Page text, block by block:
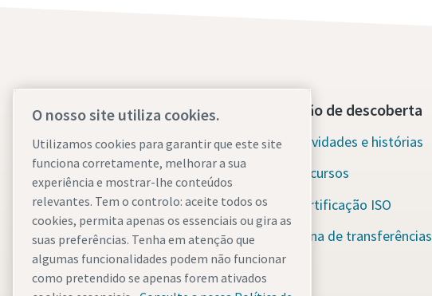
Contacte-nos hoje mesmo
Apoio de emergência 24 horas por
dia, 7 dias por semana
Os nossos serviços
Frota
Indústrias
Secção de descoberta
Novidades e histórias
Recursos
Certificação ISO
Zona de transferências
O nosso site utiliza cookies.
Utilizamos cookies para garantir que este site
funciona corretamente, melhorar a sua
experiência e mostrar-lhe conteúdos
relevantes. Tem o controlo: aceite todos os
cookies, permita apenas os essenciais ou gira as
suas preferências. Tenha em atenção que
algumas funcionalidades podem não funcionar
como pretendido se apenas forem ativados